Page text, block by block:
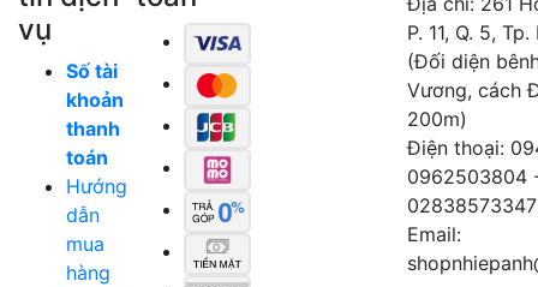
vụ
Số tài
khoản
thanh
toán
Hướng
dẫn
mua
hàng
P. 11, Q. 5,
(Đối diện
Vương, cách
200m)
Điện thoại:
0962503804
02838573347
Email: